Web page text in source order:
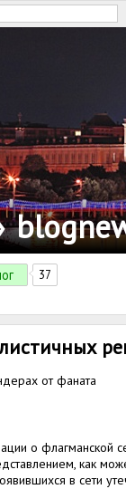
37
о флагманской
как
в сети